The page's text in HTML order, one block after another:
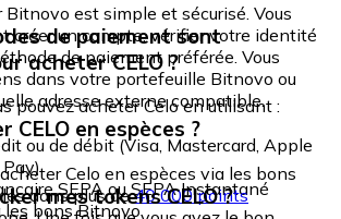
Bitnovo est simple et sécurisé. Vous
créer un compte, vérifier votre identité
de paiement préférée. Vous
dans votre portefeuille Bitnovo ou
adresse externe compatible.
de paiement sont
acheter CELO ?
pouvez acheter Celo en utilisant :
ou de débit (Visa, Mastercard, Apple
Pay)
SEPA ou SEPA Instantané
les bons Bitnovo
CELO en espèces ?
Celo en espèces via les bons
dans plus de40 000 points
mes tokens CELO ?